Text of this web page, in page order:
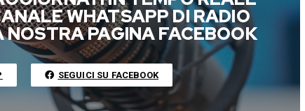
i
l
y
L
i
n
k
WHATSAPP DI RADIO
NOSTRA PAGINA FACEBOOK
SEGUICI SU FACEBOOK